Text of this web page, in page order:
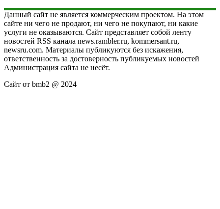
Данный сайт не является коммерческим проектом. На этом
сайте ни чего не продают, ни чего не покупают, ни какие
услуги не оказываются. Сайт представляет собой ленту
новостей RSS канала news.rambler.ru, kommersant.ru,
newsru.com. Материалы публикуются без искажения,
ответственность за достоверность публикуемых новостей
Администрация сайта не несёт.
Сайт от bmb2 @ 2024